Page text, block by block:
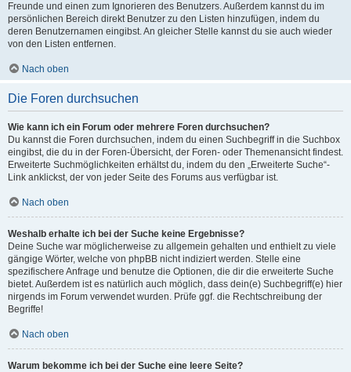
Freunde und einen zum Ignorieren des Benutzers. Außerdem kannst du im
persönlichen Bereich direkt Benutzer zu den Listen hinzufügen, indem du
deren Benutzernamen eingibst. An gleicher Stelle kannst du sie auch wieder
von den Listen entfernen.
Nach oben
Die Foren durchsuchen
Wie kann ich ein Forum oder mehrere Foren durchsuchen?
Du kannst die Foren durchsuchen, indem du einen Suchbegriff in die Suchbox
eingibst, die du in der Foren-Übersicht, der Foren- oder Themenansicht findest.
Erweiterte Suchmöglichkeiten erhältst du, indem du den „Erweiterte Suche“-
Link anklickst, der von jeder Seite des Forums aus verfügbar ist.
Nach oben
Weshalb erhalte ich bei der Suche keine Ergebnisse?
Deine Suche war möglicherweise zu allgemein gehalten und enthielt zu viele
gängige Wörter, welche von phpBB nicht indiziert werden. Stelle eine
spezifischere Anfrage und benutze die Optionen, die dir die erweiterte Suche
bietet. Außerdem ist es natürlich auch möglich, dass dein(e) Suchbegriff(e) hier
nirgends im Forum verwendet wurden. Prüfe ggf. die Rechtschreibung der
Begriffe!
Nach oben
Warum bekomme ich bei der Suche eine leere Seite?